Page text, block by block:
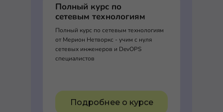
Полный курс по
сетевым технологиям
Полный курс по сетевым технологиям
от Мерион Нетворкс - учим с нуля
сетевых инженеров и DevOPS
специалистов
Подробнее о курсе